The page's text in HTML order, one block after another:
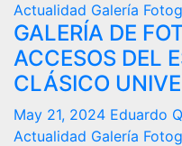
Actualidad Galería
GALERÍA DE
ACCESOS DEL
CLÁSICO
May 21, 2024 Eduardo
Actualidad Galería